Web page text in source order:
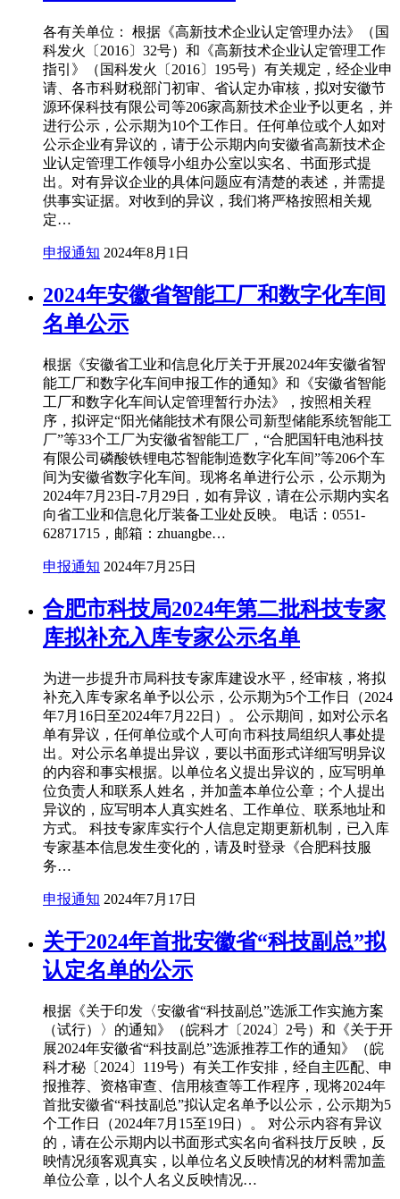
各有关单位： 根据《高新技术企业认定管理办法》（国
科发火〔2016〕32号）和《高新技术企业认定管理工作
指引》（国科发火〔2016〕195号）有关规定，经企业申
请、各市科财税部门初审、省认定办审核，拟对安徽节
源环保科技有限公司等206家高新技术企业予以更名，并
进行公示，公示期为10个工作日。任何单位或个人如对
公示企业有异议的，请于公示期内向安徽省高新技术企
业认定管理工作领导小组办公室以实名、书面形式提
出。对有异议企业的具体问题应有清楚的表述，并需提
供事实证据。对收到的异议，我们将严格按照相关规
定…
申报通知 2024年8月1日
2024年安徽省智能工厂和数字化车间
名单公示
根据《安徽省工业和信息化厅关于开展2024年安徽省智
能工厂和数字化车间申报工作的通知》和《安徽省智能
工厂和数字化车间认定管理暂行办法》，按照相关程
序，拟评定“阳光储能技术有限公司新型储能系统智能工
厂”等33个工厂为安徽省智能工厂，“合肥国轩电池科技
有限公司磷酸铁锂电芯智能制造数字化车间”等206个车
间为安徽省数字化车间。现将名单进行公示，公示期为
2024年7月23日-7月29日，如有异议，请在公示期内实名
向省工业和信息化厅装备工业处反映。 电话：0551-
62871715，邮箱：zhuangbe…
申报通知 2024年7月25日
合肥市科技局2024年第二批科技专家
库拟补充入库专家公示名单
为进一步提升市局科技专家库建设水平，经审核，将拟
补充入库专家名单予以公示，公示期为5个工作日（2024
年7月16日至2024年7月22日）。 公示期间，如对公示名
单有异议，任何单位或个人可向市科技局组织人事处提
出。对公示名单提出异议，要以书面形式详细写明异议
的内容和事实根据。以单位名义提出异议的，应写明单
位负责人和联系人姓名，并加盖本单位公章；个人提出
异议的，应写明本人真实姓名、工作单位、联系地址和
方式。 科技专家库实行个人信息定期更新机制，已入库
专家基本信息发生变化的，请及时登录《合肥科技服
务…
申报通知 2024年7月17日
关于2024年首批安徽省“科技副总”拟
认定名单的公示
根据《关于印发〈安徽省“科技副总”选派工作实施方案
（试行）〉的通知》（皖科才〔2024〕2号）和《关于开
展2024年安徽省“科技副总”选派推荐工作的通知》（皖
科才秘〔2024〕119号）有关工作安排，经自主匹配、申
报推荐、资格审查、信用核查等工作程序，现将2024年
首批安徽省“科技副总”拟认定名单予以公示，公示期为5
个工作日（2024年7月15至19日）。 对公示内容有异议
的，请在公示期内以书面形式实名向省科技厅反映，反
映情况须客观真实，以单位名义反映情况的材料需加盖
单位公章，以个人名义反映情况…